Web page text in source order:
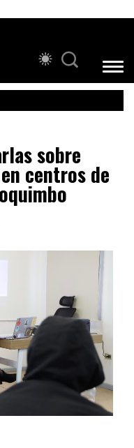
sobre
centros de